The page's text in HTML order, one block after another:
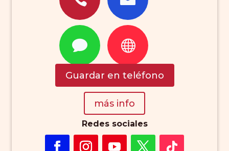
 
Guardar en teléfono
más info
Redes sociales